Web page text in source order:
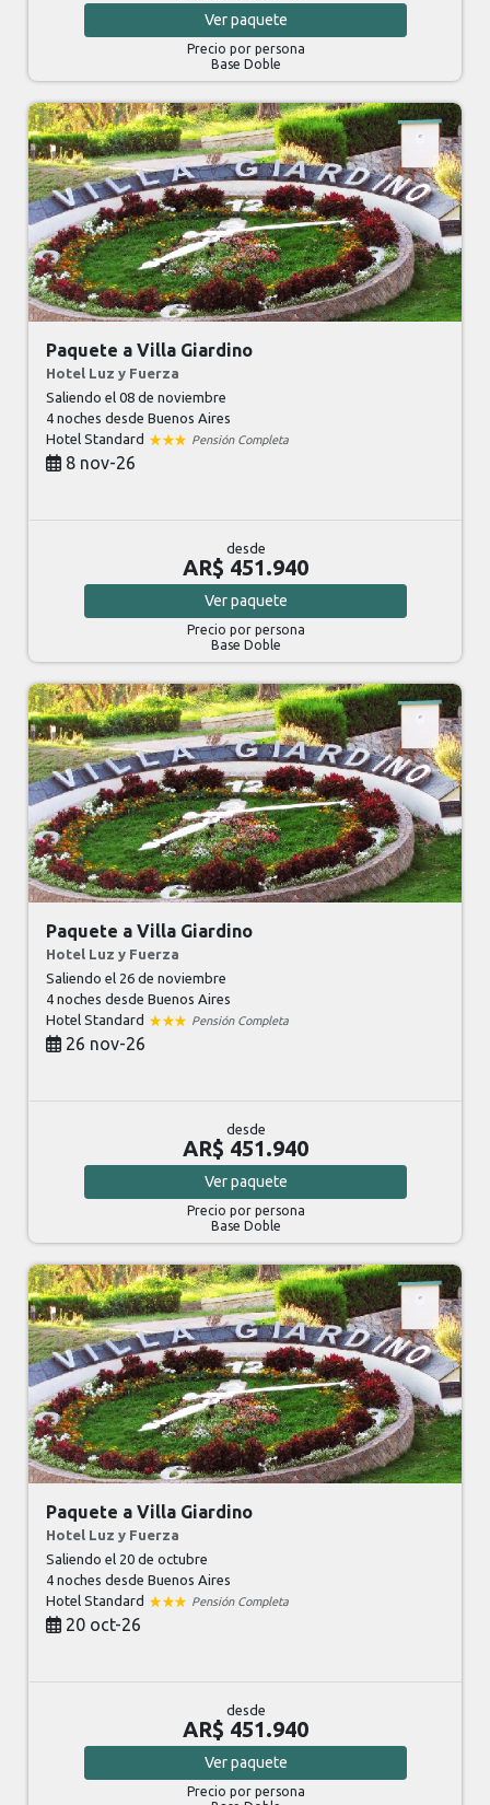
Verpaquete
Precio por persona
Base Doble
Paquete a Villa Giardino
Hotel Luz y Fuerza
Saliendo el 08 de noviembre
4 nochesdesde Buenos Aires
Hotel Standard
Pensión Completa
8 nov-26
desde
AR$ 451.940
Verpaquete
Precio por persona
Base Doble
Paquete a Villa Giardino
Hotel Luz y Fuerza
Saliendo el 26 de noviembre
4 nochesdesde Buenos Aires
Hotel Standard
Pensión Completa
26 nov-26
desde
AR$ 451.940
Verpaquete
Precio por persona
Base Doble
Paquete a Villa Giardino
Hotel Luz y Fuerza
Saliendo el 20 de octubre
4 nochesdesde Buenos Aires
Hotel Standard
Pensión Completa
20 oct-26
desde
AR$ 451.940
Verpaquete
Precio por persona